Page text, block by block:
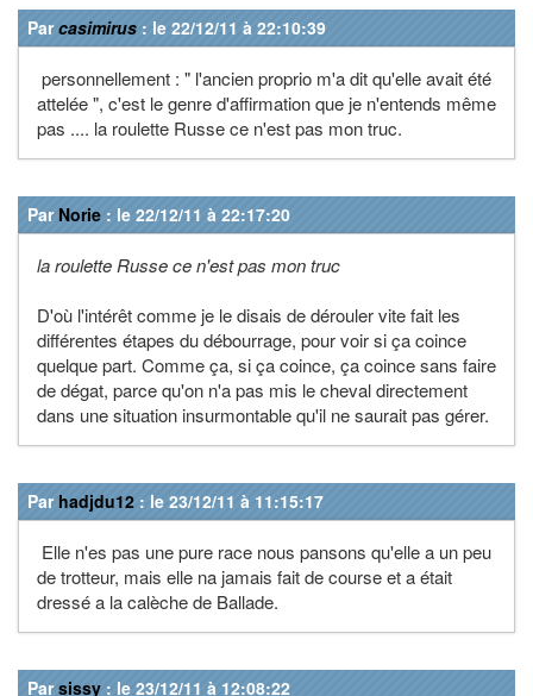
Parcasimirus : le 22/12/11 à 22:10:39
personnellement : " l'ancien proprio m'a dit qu'elle avait été
attelée ", c'est le genre d'affirmation que je n'entends même
pas .... la roulette Russe ce n'est pas mon truc.
Par Norie : le 22/12/11 à 22:17:20
la roulette Russe ce n'est pas mon truc
D'où l'intérêt comme je le disais de dérouler vite fait les
différentes étapes du débourrage, pour voir si ça coince
quelque part. Comme ça, si ça coince, ça coince sans faire
de dégat, parce qu'on n'a pas mis le cheval directement
dans une situation insurmontable qu'il ne saurait pas gérer.
Par hadjdu12 : le 23/12/11 à 11:15:17
Elle n'es pas une pure race nous pansons qu'elle a un peu
de trotteur, mais elle na jamais fait de course et a était
dressé a la calèche de Ballade.
Parsissy : le 23/12/11 à 12:08:22